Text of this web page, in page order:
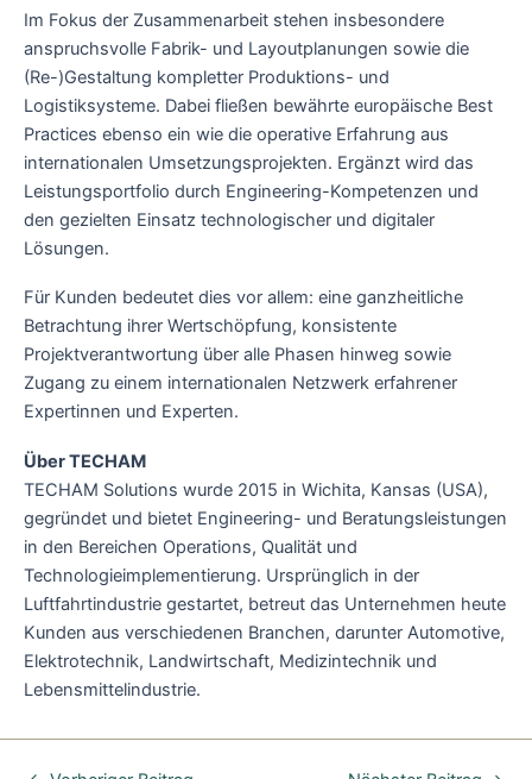
Im Fokus der Zusammenarbeit stehen insbesondere
anspruchsvolle Fabrik- und Layoutplanungen sowie die
(Re-)Gestaltung kompletter Produktions- und
Logistiksysteme. Dabei fließen bewährte europäische Best
Practices ebenso ein wie die operative Erfahrung aus
internationalen Umsetzungsprojekten. Ergänzt wird das
Leistungsportfolio durch Engineering-Kompetenzen und
den gezielten Einsatz technologischer und digitaler
Lösungen.
Für Kunden bedeutet dies vor allem: eine ganzheitliche
Betrachtung ihrer Wertschöpfung, konsistente
Projektverantwortung über alle Phasen hinweg sowie
Zugang zu einem internationalen Netzwerk erfahrener
Expertinnen und Experten.
Über TECHAM
TECHAM Solutions wurde 2015 in Wichita, Kansas (USA),
gegründet und bietet Engineering- und Beratungsleistungen
in den Bereichen Operations, Qualität und
Technologieimplementierung. Ursprünglich in der
Luftfahrtindustrie gestartet, betreut das Unternehmen heute
Kunden aus verschiedenen Branchen, darunter Automotive,
Elektrotechnik, Landwirtschaft, Medizintechnik und
Lebensmittelindustrie.